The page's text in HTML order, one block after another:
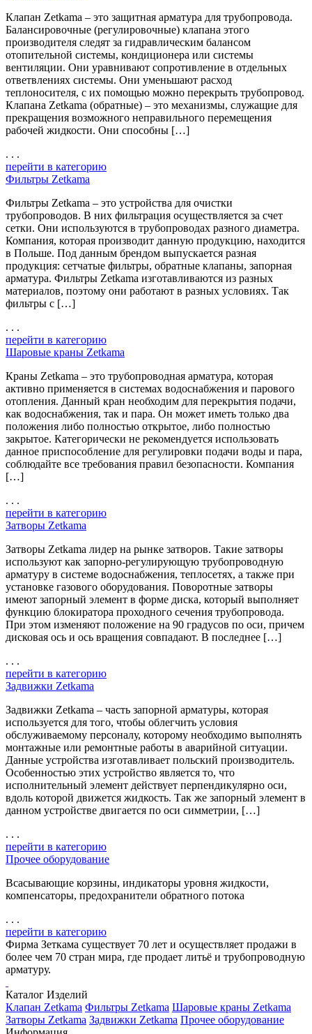
Клапан Zetkama – это защитная арматура для трубопровода.
Балансировочные (регулировочные) клапана этого
производителя следят за гидравлическим балансом
отопительной системы, кондиционера или системы
вентиляции. Они уравнивают сопротивление в отдельных
ответвлениях системы. Они уменьшают расход
теплоносителя, с их помощью можно перекрыть трубопровод.
Клапана Zetkamа (обратные) – это механизмы, служащие для
прекращения возможного неправильного перемещения
рабочей жидкости. Они способны […]
. . .
перейти в категорию
Фильтры Zetkama
Фильтры Zetkama – это устройства для очистки
трубопроводов. В них фильтрация осуществляется за счет
сетки. Они используются в трубопроводах разного диаметра.
Компания, которая производит данную продукцию, находится
в Польше. Под данным брендом выпускается разная
продукция: сетчатые фильтры, обратные клапаны, запорная
арматура. Фильтры Zetkama изготавливаются из разных
материалов, поэтому они работают в разных условиях. Так
фильтры с […]
. . .
перейти в категорию
Шаровые краны Zetkama
Краны Zetkama – это трубопроводная арматура, которая
активно применяется в системах водоснабжения и парового
отопления. Данный кран необходим для перекрытия подачи,
как водоснабжения, так и пара. Он может иметь только два
положения либо полностью открытое, либо полностью
закрытое. Категорически не рекомендуется использовать
данное приспособление для регулировки подачи воды и пара,
соблюдайте все требования правил безопасности. Компания
[…]
. . .
перейти в категорию
Затворы Zetkama
Затворы Zetkama лидер на рынке затворов. Такие затворы
используют как запорно-регулирующую трубопроводную
арматуру в системе водоснабжения, теплосетях, а также при
установке газового оборудования. Поворотные затворы
имеют запорный элемент в форме диска, который выполняет
функцию блокиратора проходного сечения трубопровода.
При этом изменяют положение на 90 градусов по оси, причем
дисковая ось и ось вращения совпадают. В последнее […]
. . .
перейти в категорию
Задвижки Zetkama
Задвижки Zetkama – часть запорной арматуры, которая
используется для того, чтобы облегчить условия
обслуживаемому персоналу, которому необходимо выполнять
монтажные или ремонтные работы в аварийной ситуации.
Данные устройства изготавливает польский производитель.
Особенностью этих устройство является то, что
исполнительный элемент действует перпендикулярно оси,
вдоль которой движется жидкость. Так же запорный элемент в
данном устройстве двигается по оси симметрии, […]
. . .
перейти в категорию
Прочее оборудование
Всасывающие корзины, индикаторы уровня жидкости,
компенсаторы, предохранители обратного потока
. . .
перейти в категорию
Фирма Зеткама существует 70 лет и осуществляет продажи в
более чем 70 стран мира, где продает литьё и трубопроводную
арматуру.
Каталог Изделий
Клапан Zetkama Фильтры Zetkama Шаровые краны Zetkama
Затворы Zetkama Задвижки Zetkama Прочее оборудование